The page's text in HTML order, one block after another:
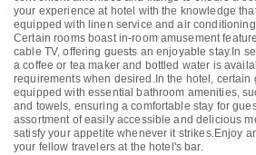
your experience at hotel with the knowledge
equipped with linen service and air
Certain rooms boast in-room amusement
cable TV, offering guests an enjoyable stay.In
a coffee or tea maker and bottled water is
requirements when desired.In the hotel, certain
equipped with essential bathroom amenities,
and towels, ensuring a comfortable stay for
assortment of easily accessible and delicious
satisfy your appetite whenever it strikes.Enjoy
your fellow travelers at the hotel's bar.